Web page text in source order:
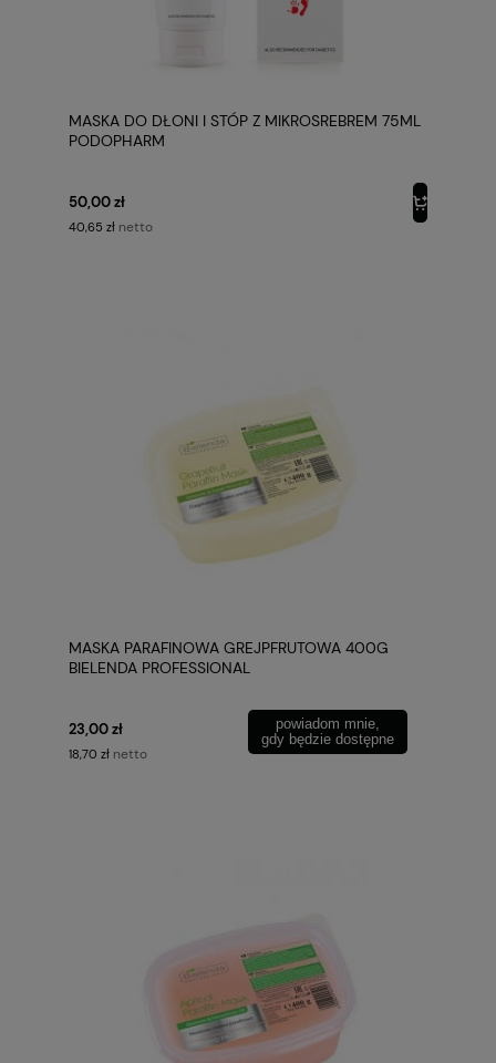
MASKA DO DŁONI I STÓP Z MIKROSREBREM 75ML
PODOPHARM
50,00 zł
40,65 zł netto
MASKA PARAFINOWA GREJPFRUTOWA 400G
BIELENDA PROFESSIONAL
23,00 zł
18,70 zł netto
powiadom mnie,
gdy będzie dostępne